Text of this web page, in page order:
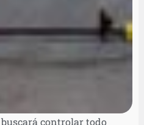
buscará controlar todo